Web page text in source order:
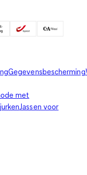
Gegevensbescherming
met
Jassen voor